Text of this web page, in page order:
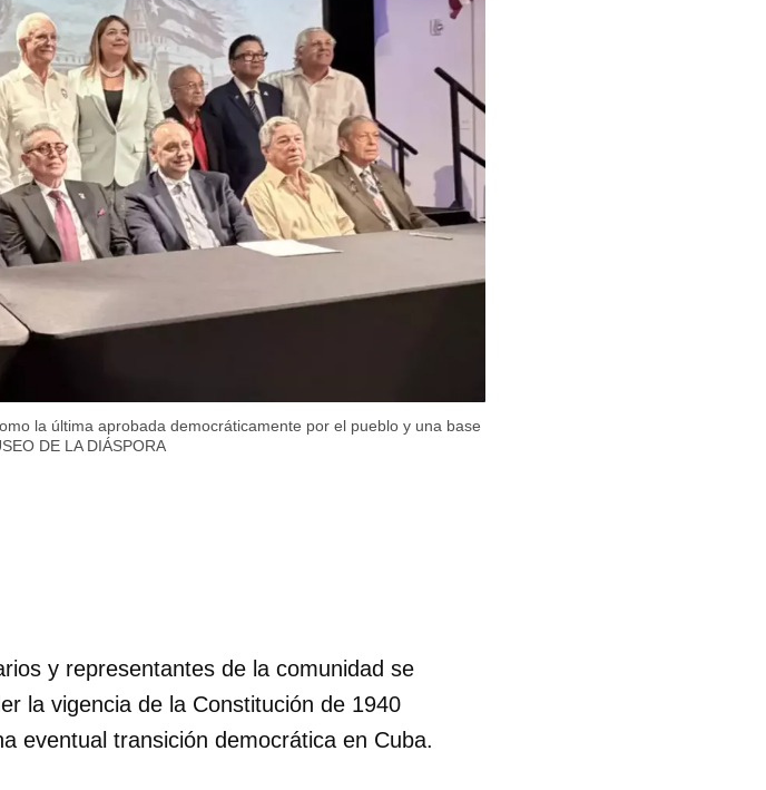
la última aprobada democráticamente por el pueblo y una base
DE LA DIÁSPORA
y representantes de la comunidad se
la vigencia de la Constitución de 1940
eventual transición democrática en Cuba.